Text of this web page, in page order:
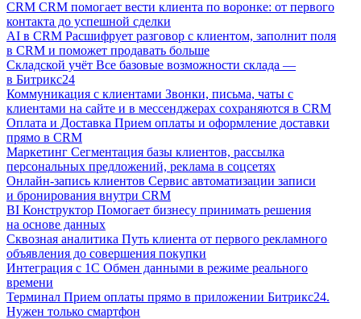
CRM CRM помогает вести клиента по воронке: от первого
контакта до успешной сделки
AI в CRM Расшифрует разговор с клиентом, заполнит поля
в CRM и поможет продавать больше
Складской учёт Все базовые возможности склада —
в Битрикс24
Коммуникация с клиентами Звонки, письма, чаты с
клиентами на сайте и в мессенджерах сохраняются в CRM
Оплата и Доставка Прием оплаты и оформление доставки
прямо в CRM
Маркетинг Сегментация базы клиентов, рассылка
персональных предложений, реклама в соцсетях
Онлайн-запись клиентов Сервис автоматизации записи
и бронирования внутри CRM
BI Конструктор Помогает бизнесу принимать решения
на основе данных
Сквозная аналитика Путь клиента от первого рекламного
объявления до совершения покупки
Интеграция с 1С Обмен данными в режиме реального
времени
Терминал Прием оплаты прямо в приложении Битрикс24.
Нужен только смартфон